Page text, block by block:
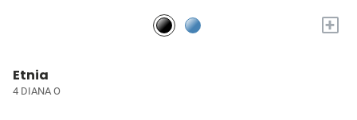
+
Etnia
4 DIANA O